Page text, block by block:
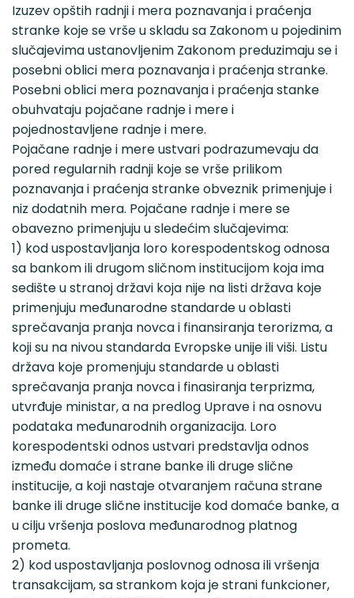
Izuzev opštih radnji i mera poznavanja i praćenja
stranke koje se vrše u skladu sa Zakonom u pojedinim
slučajevima ustanovljenim Zakonom preduzimaju se i
posebni oblici mera poznavanja i praćenja stranke.
Posebni oblici mera poznavanja i praćenja stanke
obuhvataju pojačane radnje i mere i
pojednostavljene radnje i mere.
Pojačane radnje i mere ustvari podrazumevaju da
pored regularnih radnji koje se vrše prilikom
poznavanja i praćenja stranke obveznik primenjuje i
niz dodatnih mera. Pojačane radnje i mere se
obavezno primenjuju u sledećim slučajevima:
1) kod uspostavljanja loro korespodentskog odnosa
sa bankom ili drugom sličnom institucijom koja ima
sedište u stranoj državi koja nije na listi država koje
primenjuju međunarodne standarde u oblasti
sprečavanja pranja novca i finansiranja terorizma, a
koji su na nivou standarda Evropske unije ili viši. Listu
država koje promenjuju standarde u oblasti
sprečavanja pranja novca i finasiranja terprizma,
utvrđuje ministar, a na predlog Uprave i na osnovu
podataka međunarodnih organizacija. Loro
korespodentski odnos ustvari predstavlja odnos
između domaće i strane banke ili druge slične
institucije, a koji nastaje otvaranjem računa strane
banke ili druge slične institucije kod domaće banke, a
u cilju vršenja poslova međunarodnog platnog
prometa.
2) kod uspostavljanja poslovnog odnosa ili vršenja
transakcijam, sa strankom koja je strani funkcioner,